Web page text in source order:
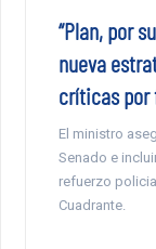
“Plan, por
nueva
críticas por
El ministro
Senado e
refuerzo
Cuadrante.